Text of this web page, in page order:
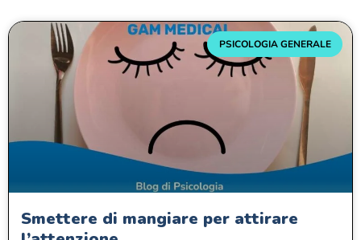
PSICOLOGIA GENERALE
Smettere di mangiare per attirare